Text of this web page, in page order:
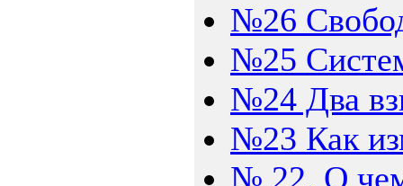
№26
№25
№24 Два
№23 Как
№ 22. О